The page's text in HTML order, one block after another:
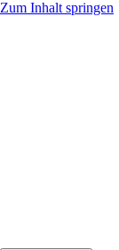
Zum Inhalt springen